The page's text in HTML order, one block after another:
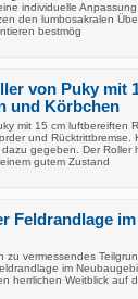
individuelle
den lumbosakralen
bestmög
von Puky mit
und Körbchen
mit 15 cm luftbereiften
und Rücktrittbremse.
gegeben. Der Roller
gutem Zustand
Feldrandlage
zu vermessendes
im
herrlichen Weitblick auf